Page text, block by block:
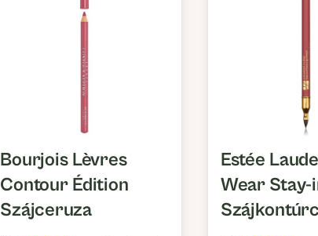
Bourjois Lèvres
Contour Édition
Szájceruza
Estée
Wear Stay-